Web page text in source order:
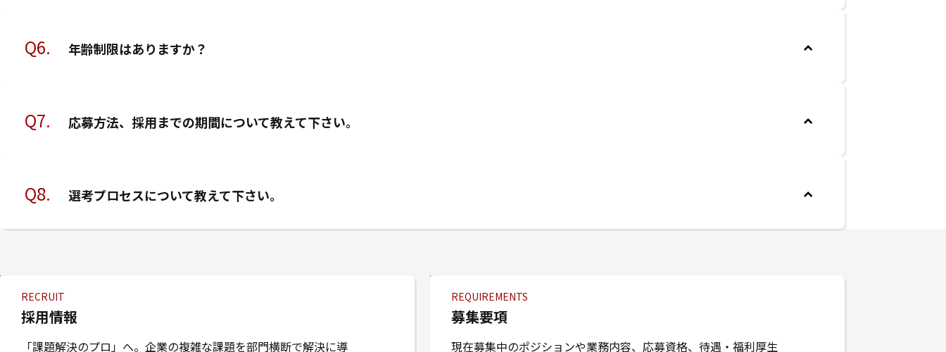
Q6. 年齢制限はありますか？
Q7. 応募方法、採用までの期間について教えて下さい。
Q8. 選考プロセスについて教えて下さい。
RECRUIT
採用情報
「課題解決のプロ」へ。企業の複雑な課題を部門横断で解決に導
REQUIREMENTS
募集要項
現在募集中のポジションや業務内容、応募資格、待遇・福利厚生